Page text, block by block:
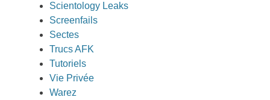
Scientology Leaks
Screenfails
Sectes
Trucs AFK
Tutoriels
Vie Privée
Warez